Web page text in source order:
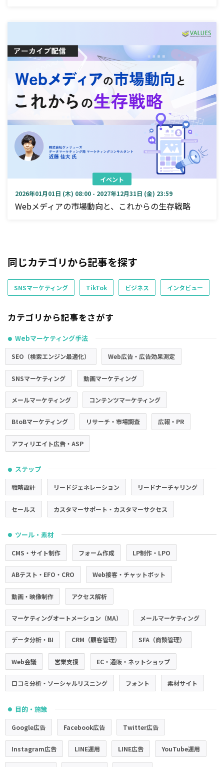
イベント
2026年01月01日 (木) 08:00 - 2027年12月31日 (金) 23:59
Webメディアの市場動向と、これからの生存戦略
同じカテゴリから記事を探す
SNSマーケティング TikTok ビジネス インタビュー
カテゴリから記事をさがす
● Webマーケティング手法
SEO（検索エンジン最適化） Web広告・広告効果測定
SNSマーケティング 動画マーケティング
メールマーケティング コンテンツマーケティング
BtoBマーケティング リサーチ・市場調査 広報・PR
アフィリエイト広告・ASP
● ステップ
戦略設計 リードジェネレーション リードナーチャリング
セールス カスタマーサポート・カスタマーサクセス
● ツール・素材
CMS・サイト制作 フォーム作成 LP制作・LPO
ABテスト・EFO・CRO Web接客・チャットボット
動画・映像制作 アクセス解析
マーケティングオートメーション（MA） メールマーケティング
データ分析・BI CRM（顧客管理） SFA（商談管理）
Web会議 営業支援 EC・通販・ネットショップ
口コミ分析・ソーシャルリスニング フォント 素材サイト
● 目的・施策
Google広告 Facebook広告 Twitter広告
Instagram広告 LINE運用 LINE広告 YouTube運用